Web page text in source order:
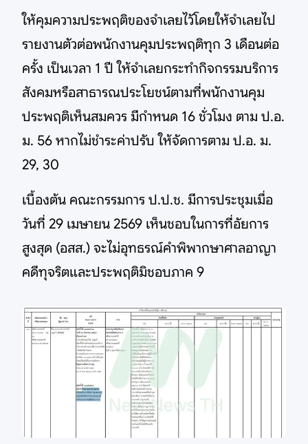
ให้คุมความประพฤติของจำเลยไว้โดยให้จำเลยไป
รายงานตัวต่อพนักงานคุมประพฤติทุก 3 เดือนต่อ
ครั้ง เป็นเวลา 1 ปี ให้จำเลยกระทำกิจกรรมบริการ
สังคมหรือสาธารณประโยชน์ตามที่พนักงานคุม
ประพฤติเห็นสมควร มีกำหนด 16 ชั่วโมง ตาม ป.อ.
ม. 56 หากไม่ชำระค่าปรับ ให้จัดการตาม ป.อ. ม.
29, 30
เบื้องต้น คณะกรรมการ ป.ป.ช. มีการประชุมเมื่อ
วันที่ 29 เมษายน 2569 เห็นชอบในการที่อัยการ
สูงสุด (อสส.) จะไม่อุทธรณ์คำพิพากษาศาลอาญา
คดีทุจริตและประพฤติมิชอบภาค 9